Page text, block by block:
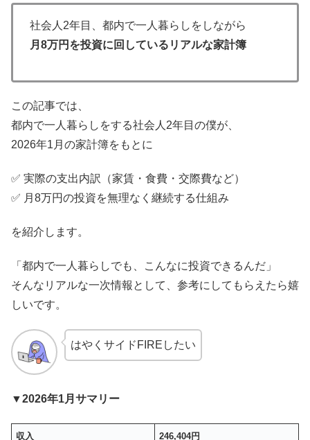
社会人2年目、都内で一人暮らしをしながら
月8万円を投資に回しているリアルな家計簿
この記事では、
都内で一人暮らしをする社会人2年目の僕が、
2026年1月の家計簿をもとに
✅ 実際の支出内訳（家賃・食費・交際費など）
✅ 月8万円の投資を無理なく継続する仕組み
を紹介します。
「都内で一人暮らしでも、こんなに投資できるんだ」
そんなリアルな一次情報として、参考にしてもらえたら嬉
しいです。
はやくサイドFIREしたい
▼2026年1月サマリー
収入 246,404円